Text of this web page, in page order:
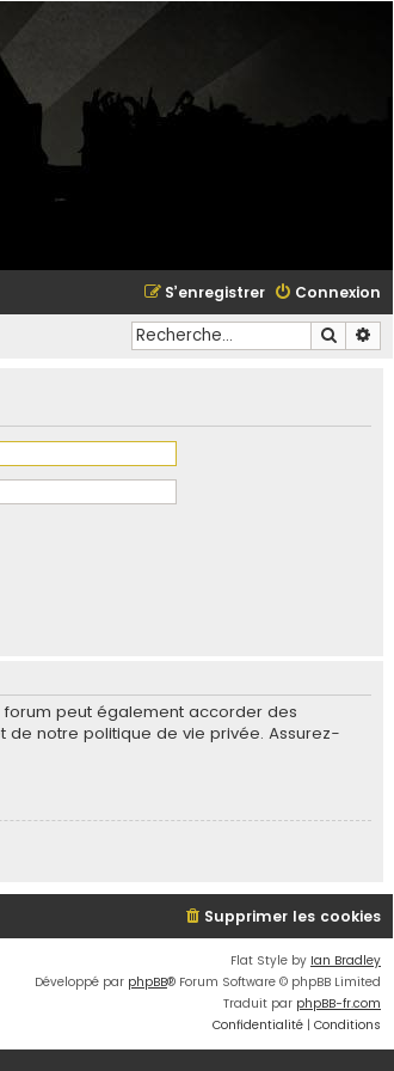
Connexion
S’enregistrer
forum peut également accorder des
de notre politique de vie privée. Assurez-
Supprimer les cookies
Flat Style by Ian Bradley
Développé par phpBB® Forum Software © phpBB Limited
Traduit par phpBB-fr.com
Confidentialité | Conditions